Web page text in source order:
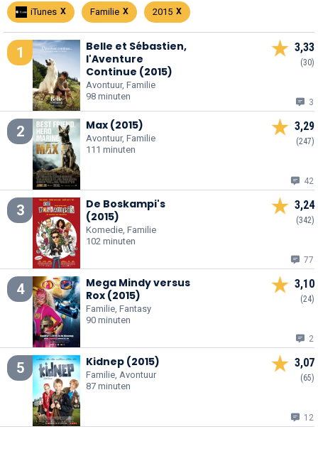
iTunes Familie 2015
1
Belle et Sébastien,
l'Aventure
Continue (2015)
Avontuur, Familie
98 minuten
3,33
(30)
3
2 Max (2015)
Avontuur, Familie
111 minuten
3,29
(247)
42
3
De Boskampi's
(2015)
Komedie, Familie
102 minuten
3,24
(342)
77
4
Mega Mindy versus
Rox (2015)
Familie, Fantasy
90 minuten
3,10
(24)
2
5 Kidnep (2015)
Familie, Avontuur
87 minuten
3,07
(65)
12